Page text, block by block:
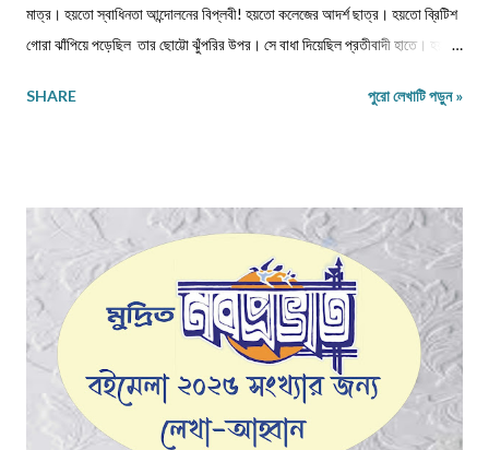
মাত্র। হয়তো স্বাধিনতা আন্দোলনের বিপ্লবী! হয়তো কলেজের আদর্শ ছাত্র। হয়তো ব্রিটিশ
গোরা ঝাঁপিয়ে পড়েছিল তার ছোট্টো ঝুঁপরির উপর। সে বাধা দিয়েছিল প্রতীবাদী হাতে। হয়তো
মুখে সরকার কেন করেনা কোনো ব্যাবস্থা?? শরীর বস্ত্রহীন এই রাতে। নিম্নাঙ্গে একটা নোংগরা
ক্ষুদার্থ, দেখেনা এক টুকরো রুটি। নতুন মন্ত্রী, নতুন রাষ্ট্রপতি সবাই আসে সবার হয় আবর্তন।
হাইরে পিছিয়ে পড়া মানুষ গুলো! তাদের হয়না কোনো পরিবর্তন। আজ 71 বছর আজাদ হয়েও
বোধহয় যে...
SHARE পুরো লেখাটি পড়ুন »